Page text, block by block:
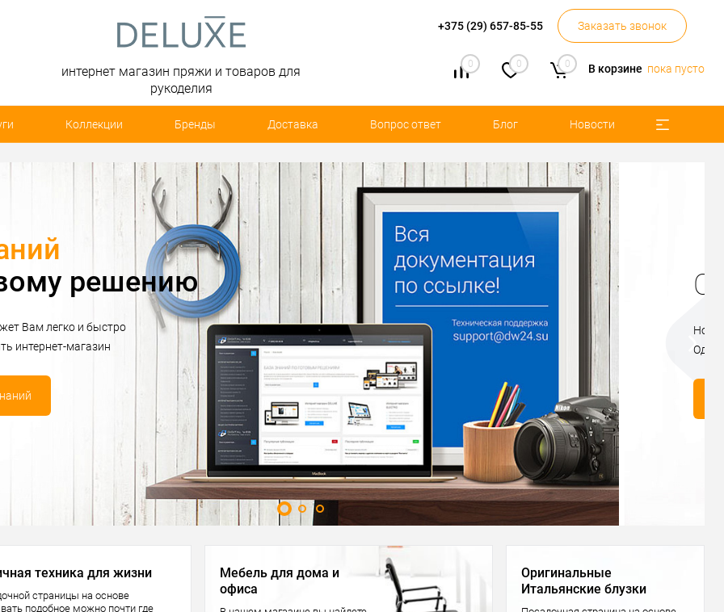
+375 (29) 657-85-55 Заказать звонок
0 0 0 В корзине пока пусто
интернет магазин пряжи и товаров для
рукоделия
Коллекции Бренды Доставка Вопрос ответ Блог Новости
женская одежда
коллекция женской одежды и аксессуаров 2016 года.
напрямую из Италии и Франции.
в раздел
техника для жизни
страницы на основе
подобное можно почти где
Мебель для дома и
офиса
Оригинальные
Итальянские блузки